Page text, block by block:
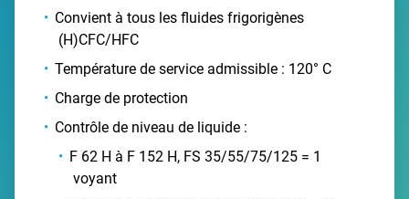
Convient à tous les fluides frigorigènes
(H)CFC/HFC
Température de service admissible : 120° C
Charge de protection
Contrôle de niveau de liquide :
F 62 H à F 152 H, FS 35/55/75/125 = 1
voyant